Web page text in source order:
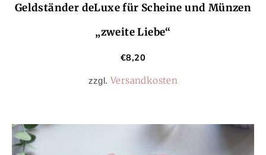
Geldständer deLuxe für Scheine und Münzen
„zweite Liebe“
€8,20
zzgl.Versandkosten